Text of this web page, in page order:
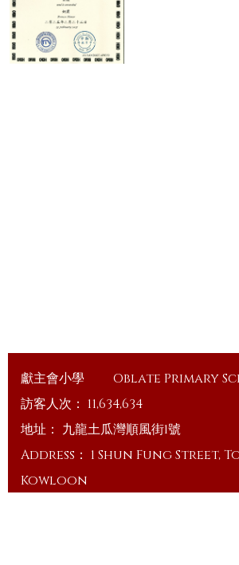
獻主會小學
Oblate Primary
訪客人次： 11,634,634
地址： 九龍土瓜灣順風街1號
Address： 1 Shun Fung Street,
Kowloon